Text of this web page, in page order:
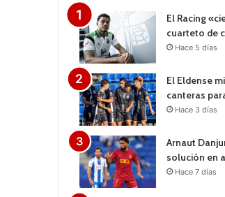
El Racing
cuarteto de
Hace 5 días
El Eldense
canteras
Hace 3 días
Arnaut
solución en
Hace 7 días